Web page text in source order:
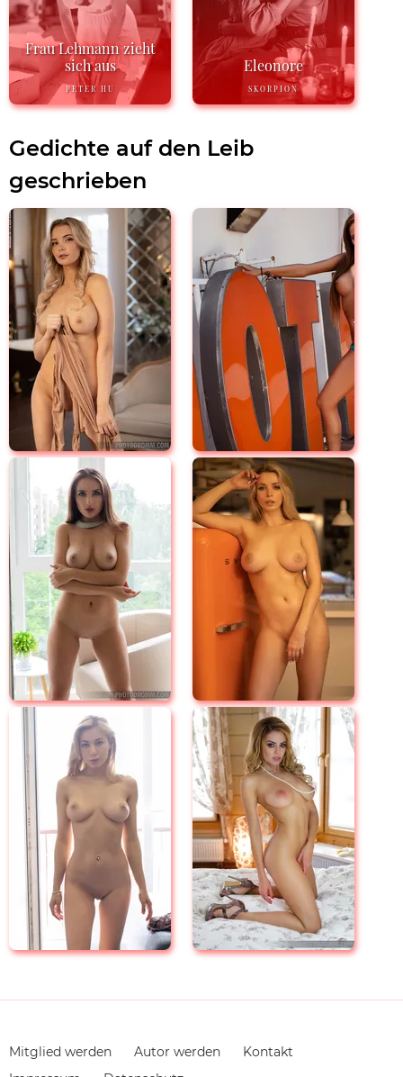
Frau Lehmann zieht
sich aus
PETER HU
Eleonore
SKORPION
Gedichte auf den Leib
geschrieben
Navigation
Mitglied werden Autor werden
Kontakt